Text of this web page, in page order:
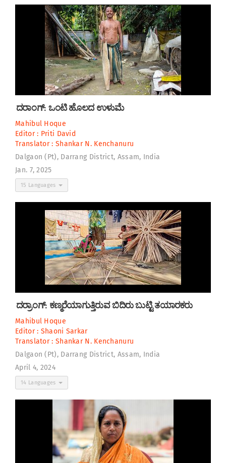
ದರಾಂಗ್:‌ ಒಂಟಿ ಹೊಲದ ಉಳುಮೆ
Mahibul Hoque
Editor : Priti David
Translator : Shankar N. Kenchanuru
Dalgaon (Pt), Darrang District, Assam, India
Jan. 7, 2025
15 Languages
ದರ್ರಾಂಗ್: ಕಣ್ಮರೆಯಾಗುತ್ತಿರುವ ಬಿದಿರು ಬುಟ್ಟಿ ತಯಾರಕರು
Mahibul Hoque
Editor : Shaoni Sarkar
Translator : Shankar N. Kenchanuru
Dalgaon (Pt), Darrang District, Assam, India
April 4, 2024
14 Languages